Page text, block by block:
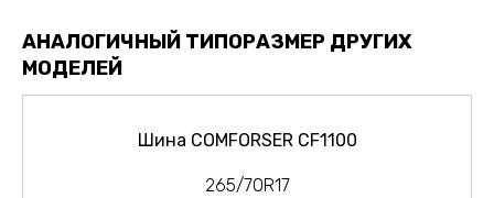
АНАЛОГИЧНЫЙ ТИПОРАЗМЕР ДРУГИХ
МОДЕЛЕЙ
Шина COMFORSER CF1100
265/70R17